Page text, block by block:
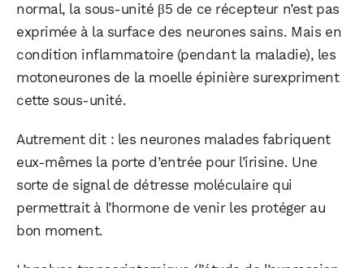
normal, la sous-unité β5 de ce récepteur n’est pas
exprimée à la surface des neurones sains. Mais en
condition inflammatoire (pendant la maladie), les
motoneurones de la moelle épinière surexpriment
cette sous-unité.
Autrement dit : les neurones malades fabriquent
eux-mêmes la porte d’entrée pour l’irisine. Une
sorte de signal de détresse moléculaire qui
permettrait à l’hormone de venir les protéger au
bon moment.